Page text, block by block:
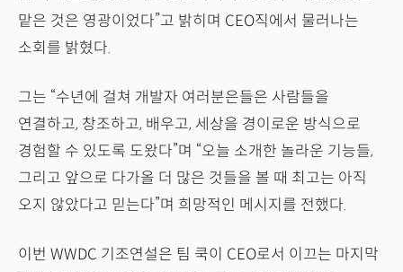
맡은 것은 영광이었다”고 밝히며 CEO직에서 물러나는
소회를 밝혔다.
그는 “수년에 걸쳐 개발자 여러분은들은 사람들을
연결하고, 창조하고, 배우고, 세상을 경이로운 방식으로
경험할 수 있도록 도왔다”며 “오늘 소개한 놀라운 기능들,
그리고 앞으로 다가올 더 많은 것들을 볼 때 최고는 아직
오지 않았다고 믿는다”며 희망적인 메시지를 전했다.
이번 WWDC 기조연설은 팀 쿡이 CEO로서 이끄는 마지막